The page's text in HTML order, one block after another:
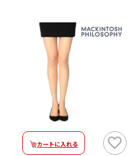
カートに入れる